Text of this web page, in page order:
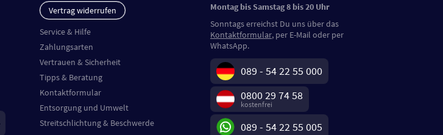
Vertrag widerrufen
Service & Hilfe
Zahlungsarten
Vertrauen & Sicherheit
Tipps & Beratung
Kontaktformular
Entsorgung und Umwelt
Streitschlichtung & Beschwerde
Montag bis Samstag 8 bis 20 Uhr
Sonntags erreichst Du uns über das
Kontaktformular, per E-Mail oder per
WhatsApp.
089 - 54 22 55 000
0800 29 74 58
kostenfrei
089 - 54 22 55 005